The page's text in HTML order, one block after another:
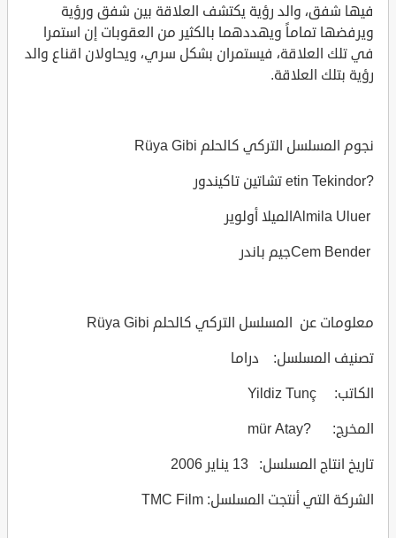
فيها شفق، والد رؤية يكتشف العلاقة بين شفق ورؤية
ويرفضها تماماً ويهددهما بالكثير من العقوبات إن استمرا
في تلك العلاقة، فيستمران بشكل سري، ويحاولان اقناع والد
رؤية بتلك العلاقة.
نجوم المسلسل التركي كالحلم Rüya Gibi
?etin Tekindor تشاتين تاكيندور
معلومات عن المسلسل التركي كالحلم Rüya Gibi
تصنيف المسلسل: دراما
الكاتب: Yildiz Tunç
المخرج: ?mür Atay
تاريخ انتاج المسلسل: 13 يناير 2006
الشركة التي أنتجت المسلسل: TMC Film